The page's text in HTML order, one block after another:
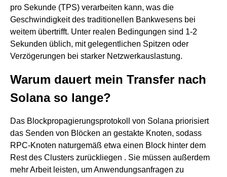
pro Sekunde (TPS) verarbeiten kann, was die
Geschwindigkeit des traditionellen Bankwesens bei
weitem übertrifft. Unter realen Bedingungen sind 1-2
Sekunden üblich, mit gelegentlichen Spitzen oder
Verzögerungen bei starker Netzwerkauslastung.
Warum dauert mein Transfer nach
Solana so lange?
Das Blockpropagierungsprotokoll von Solana priorisiert
das Senden von Blöcken an gestakte Knoten, sodass
RPC-Knoten naturgemäß etwa einen Block hinter dem
Rest des Clusters zurückliegen . Sie müssen außerdem
mehr Arbeit leisten, um Anwendungsanfragen zu